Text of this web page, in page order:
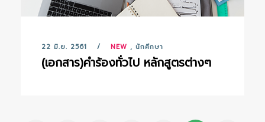
22 มิ.ย. 2561 NEW , นักศึกษา
(เอกสาร)คำร้องทั่วไป หลักสูตรต่างๆ